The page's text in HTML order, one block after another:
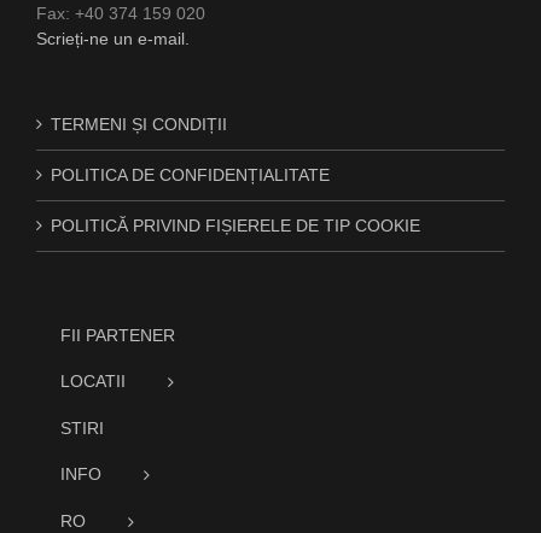
Fax: +40 374 159 020
Scrieți-ne un e-mail.
TERMENI ȘI CONDIȚII
POLITICA DE CONFIDENȚIALITATE
POLITICĂ PRIVIND FIȘIERELE DE TIP COOKIE
FII PARTENER
LOCATII
STIRI
INFO
RO